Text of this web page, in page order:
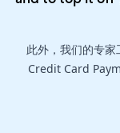
此外，我们的专
Credit Card